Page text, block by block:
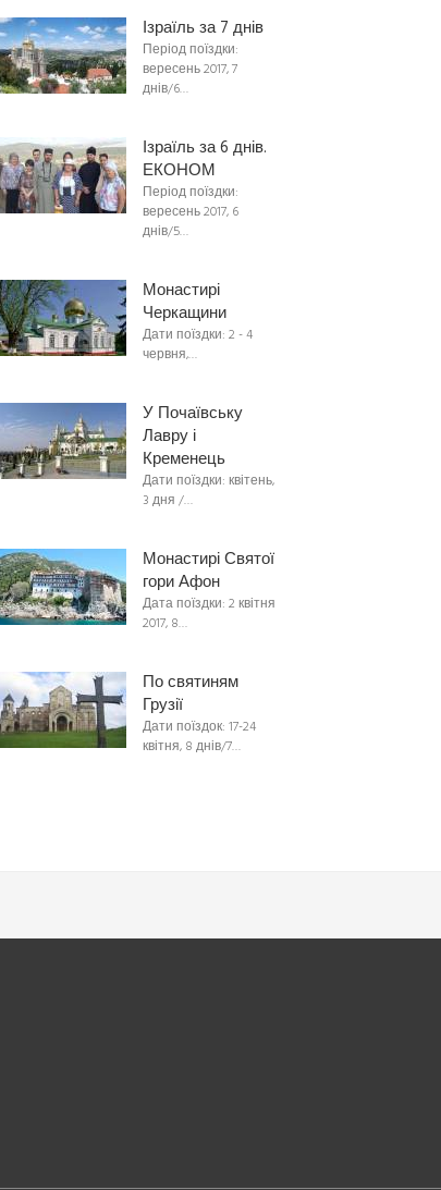
Ізраїль за 7 днів
Період поїздки:
вересень 2017, 7
днів/6…
Ізраїль за 6 днів.
ЕКОНОМ
Період поїздки:
вересень 2017, 6
днів/5…
Монастирі
Черкащини
Дати поїздки: 2 - 4
червня,…
У Почаївську
Лавру і
Кременець
Дати поїздки: квітень,
3 дня /…
Монастирі Святої
гори Афон
Дата поїздки: 2 квітня
2017, 8…
По святиням
Грузії
Дати поїздок: 17-24
квітня, 8 днів/7…